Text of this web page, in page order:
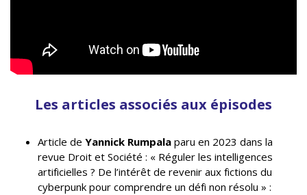
Les articles associés aux épisodes
Article de Yannick Rumpala paru en 2023 dans la
revue Droit et Société : « Réguler les intelligences
artificielles ? De l’intérêt de revenir aux fictions du
cyberpunk pour comprendre un défi non résolu » :